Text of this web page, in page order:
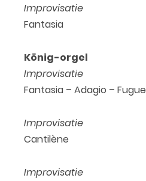
Improvisatie
Fantasia
König-orgel
Improvisatie
Fantasia – Adagio – Fugue
Improvisatie
Cantilène
Improvisatie